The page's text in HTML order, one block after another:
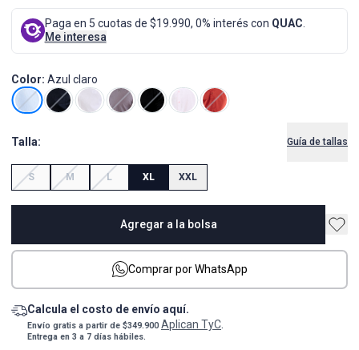
Paga en 5 cuotas de $19.990, 0% interés con QUAC.
Me interesa
Color: Azul claro
Talla: Guía de tallas
S M L XL XXL
Agregar a la bolsa
Comprar por WhatsApp
Calcula el costo de envío aquí.
Envío gratis a partir de $349.900Aplican TyC.
Entrega en 3 a 7 días hábiles.